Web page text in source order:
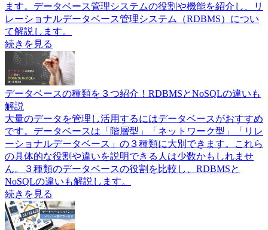
ます。データベース管理システムの役割や機能を紹介し、リ
レーショナルデータベース管理システム（RDBMS）につい
て解説します。
続きを見る
データベースの種類を３つ紹介！RDBMSとNoSQLの違いも
解説
大量のデータを管理し活用するにはデータベースがおすすめ
です。データベースは「階層型」「ネットワーク型」「リレ
ーショナルデータベース」の３種類に大別できます。これら
の具体的な役割や違いを説明できる人は少数かもしれませ
ん。３種類のデータベースの役割を比較し、RDBMSと
NoSQLの違いも解説します。
続きを見る